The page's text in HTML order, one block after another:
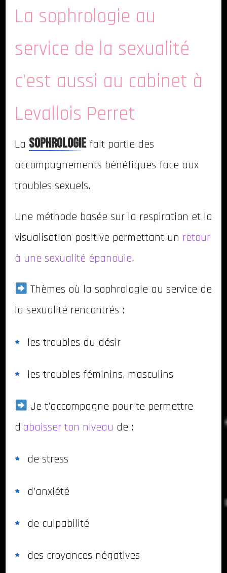
La sophrologie au
service de la sexualité
c’est aussi au cabinet à
Levallois Perret
La sophrologiefait partie des
accompagnements bénéfiques face aux
troubles sexuels.
Une méthode basée sur la respiration et la
visualisation positive permettant un retour
à une sexualité épanouie.
Thèmes où la sophrologie au service de
la sexualité rencontrés :
les troubles du désir
les troubles féminins, masculins
Je t’accompagne pour te permettre
d’abaisser ton niveau de :
de stress
d’anxiété
de culpabilité
des croyances négatives